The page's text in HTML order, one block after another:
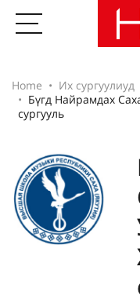
Home
Их сургуулиуд
Бүгд Найрамдах
сургууль